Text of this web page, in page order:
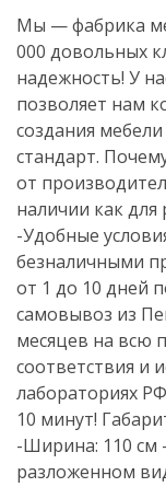
Мы — фабрика
000 довольных
надежность! У
позволяет нам
создания
стандарт.
от
наличии как
-Удобные
безналичными
от 1 до 10 дней
самовывоз из
месяцев на всю
соответствия и
лабораториях
10 минут!
-Ширина: 110 см
разложенном